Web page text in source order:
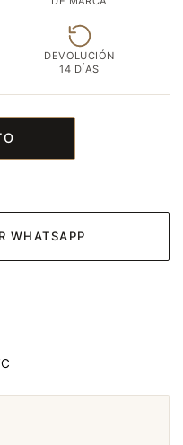
DEVOLUCIÓN
14 DÍAS
WHATSAPP